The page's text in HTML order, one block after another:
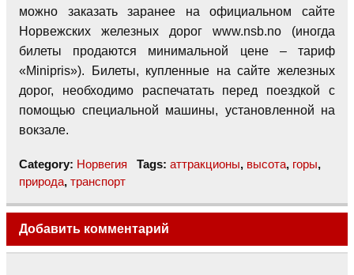
можно заказать заранее на официальном сайте
Норвежских железных дорог www.nsb.no (иногда
билеты продаются минимальной цене – тариф
«Minipris»). Билеты, купленные на сайте железных
дорог, необходимо распечатать перед поездкой с
помощью специальной машины, установленной на
вокзале.
Category: Норвегия Tags: аттракционы, высота, горы,
природа, транспорт
Добавить комментарий